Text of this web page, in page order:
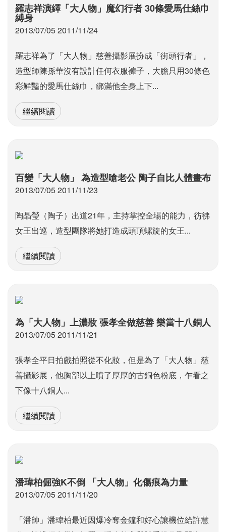
羅志祥演繹「大人物」魔幻行者 30條愛馬仕絲巾
縛身
2013/07/05 2011/11/24
羅志祥為了「大人物」慈善攝影展扮成「街頭行者」，
造型師陳孫華沒有設計任何衣服褲子，大膽只用30條色
彩鮮豔的愛馬仕絲巾，綁滿他全身上下...
繼續閱讀
百變「大人物」 為造型嗆老公 陶子自比人體畫布
2013/07/05 2011/11/23
陶晶瑩（陶子）出道21年，主持掌控全場的能力，彷彿
女王出巡，造型團隊將她打造成頭頂螺旋的女王...
繼續閱讀
為「大人物」上濃妝 張孝全做慈善 樂當十八銅人
2013/07/05 2011/11/21
張孝全平日拍戲拍照從不化妝，但是為了「大人物」慈
善攝影展，他胸部以上噴了厚厚的古銅色粉底，乍看之
下像十八銅人...
繼續閱讀
潘瑋柏倔強K不倒 「大人物」化傷痕為力量
2013/07/05 2011/11/20
「潘帥」潘瑋柏最近因爆冷奪金鐘和好心讓機位給許慧